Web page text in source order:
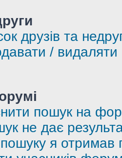
друзів та
/ видаляти
пошук на
не дає
пошуку я отримав